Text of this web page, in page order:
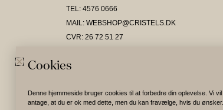
TEL: 4576 0666
MAIL: WEBSHOP@CRISTELS.DK
CVR: 26 72 51 27
Cookies
Denne hjemmeside bruger cookies til at forbedre din oplevelse. Vi vil
antage, at du er ok med dette, men du kan fravælge, hvis du ønsker.